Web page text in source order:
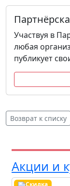
Участвуя в
любая
публикует
Возврат к списку
Акции и